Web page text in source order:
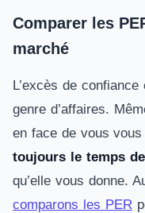
Comparer les
marché
L’excès de
genre d’affaires.
en face de vous
toujours le temps
qu’elle vous donne.
comparons les PER